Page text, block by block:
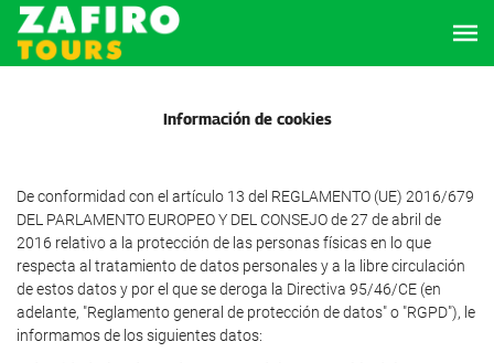
Información de cookies
De conformidad con el artículo 13 del REGLAMENTO (UE) 2016/679
DEL PARLAMENTO EUROPEO Y DEL CONSEJO de 27 de abril de
2016 relativo a la protección de las personas físicas en lo que
respecta al tratamiento de datos personales y a la libre circulación
de estos datos y por el que se deroga la Directiva 95/46/CE (en
adelante, "Reglamento general de protección de datos" o "RGPD"), le
informamos de los siguientes datos: